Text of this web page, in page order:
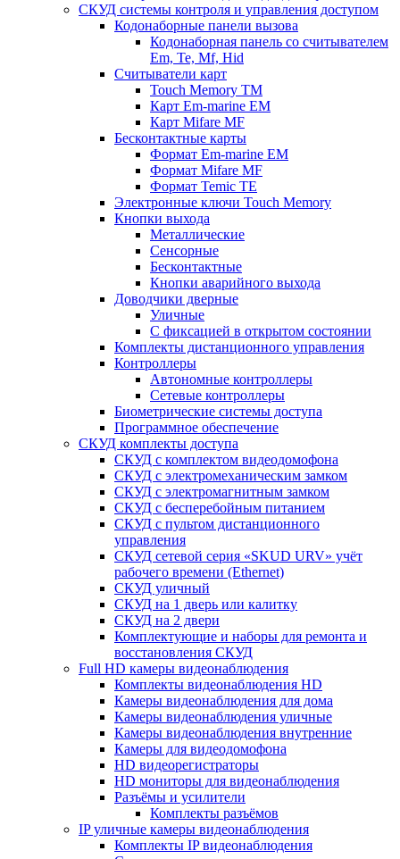
СКУД системы контроля и управления доступом
Кодонаборные панели вызова
Кодонаборная панель со считывателем
Em, Te, Mf, Hid
Считыватели карт
Touch Memory TM
Карт Em-marine EM
Карт Mifare MF
Бесконтактные карты
Формат Em-marine EM
Формат Mifare MF
Формат Temic TE
Электронные ключи Touch Memory
Кнопки выхода
Металлические
Сенсорные
Бесконтактные
Кнопки аварийного выхода
Доводчики дверные
Уличные
С фиксацией в открытом состоянии
Комплекты дистанционного управления
Контроллеры
Автономные контроллеры
Сетевые контроллеры
Биометрические системы доступа
Программное обеспечение
СКУД комплекты доступа
СКУД с комплектом видеодомофона
СКУД с электромеханическим замком
СКУД с электромагнитным замком
СКУД с бесперебойным питанием
СКУД с пультом дистанционного
управления
СКУД сетевой серия «SKUD URV» учёт
рабочего времени (Ethernet)
СКУД уличный
СКУД на 1 дверь или калитку
СКУД на 2 двери
Комплектующие и наборы для ремонта и
восстановления СКУД
Full HD камеры видеонаблюдения
Комплекты видеонаблюдения HD
Камеры видеонаблюдения для дома
Камеры видеонаблюдения уличные
Камеры видеонаблюдения внутренние
Камеры для видеодомофона
HD видеорегистраторы
HD мониторы для видеонаблюдения
Разъёмы и усилители
Комплекты разъёмов
IP уличные камеры видеонаблюдения
Комплекты IP видеонаблюдения